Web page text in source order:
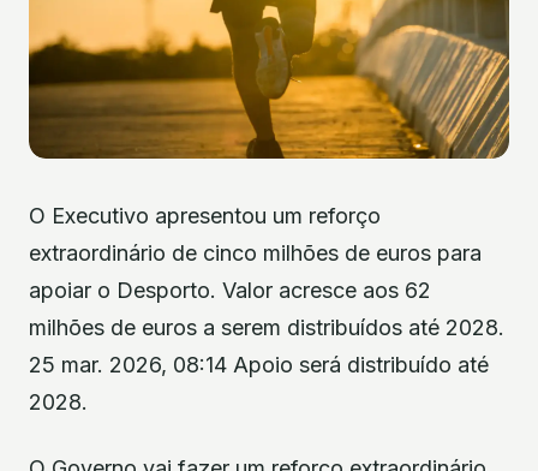
O Executivo apresentou um reforço
extraordinário de cinco milhões de euros para
apoiar o Desporto. Valor acresce aos 62
milhões de euros a serem distribuídos até 2028.
25 mar. 2026, 08:14 Apoio será distribuído até
2028.